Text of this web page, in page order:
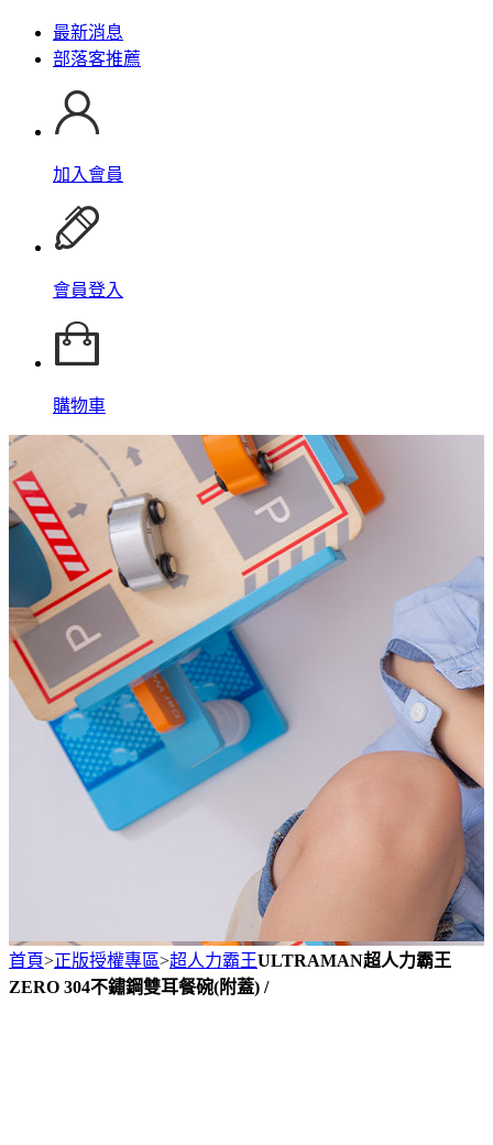
最新消息
部落客推薦
加入會員
會員登入
購物車
首頁>正版授權專區>超人力霸王ULTRAMAN超人力霸王
ZERO 304不鏽鋼雙耳餐碗(附蓋) /